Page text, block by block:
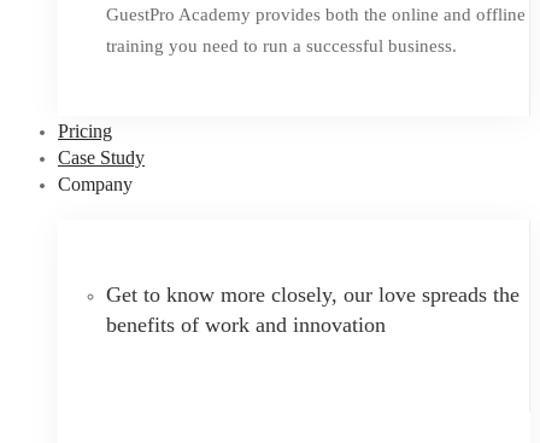
GuestPro Academy provides both the online and offline
training you need to run a successful business.
Pricing
Case Study
Company
Get to know more closely, our love spreads the
benefits of work and innovation